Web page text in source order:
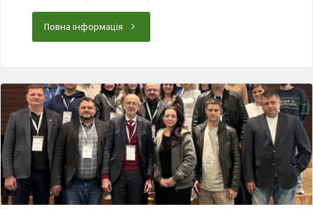
Повна інформація